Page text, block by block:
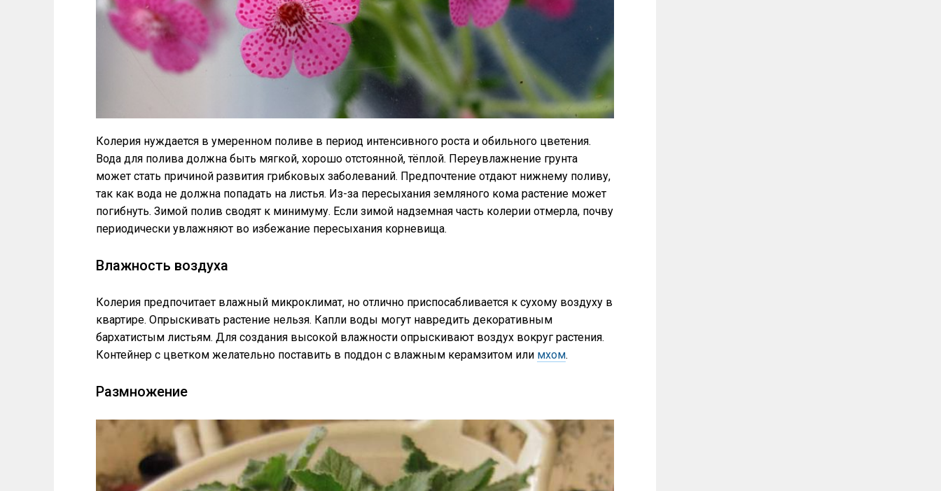
Колерия нуждается в умеренном поливе в период интенсивного роста и обильного цветения.
Вода для полива должна быть мягкой, хорошо отстоянной, тёплой. Переувлажнение грунта
может стать причиной развития грибковых заболеваний. Предпочтение отдают нижнему поливу,
так как вода не должна попадать на листья. Из-за пересыхания земляного кома растение может
погибнуть. Зимой полив сводят к минимуму. Если зимой надземная часть колерии отмерла, почву
периодически увлажняют во избежание пересыхания корневища.
Влажность воздуха
Колерия предпочитает влажный микроклимат, но отлично приспосабливается к сухому воздуху в
квартире. Опрыскивать растение нельзя. Капли воды могут навредить декоративным
бархатистым листьям. Для создания высокой влажности опрыскивают воздух вокруг растения.
Контейнер с цветком желательно поставить в поддон с влажным керамзитом или мхом.
Размножение